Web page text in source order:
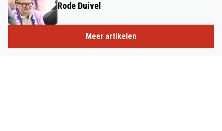
Rode Duivel
Meer artikelen